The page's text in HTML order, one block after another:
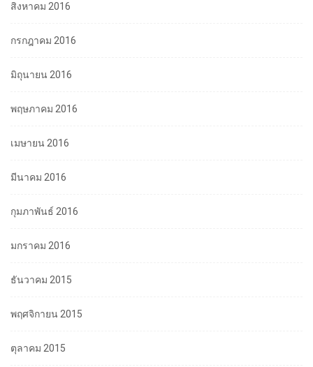
สิงหาคม 2016
กรกฎาคม 2016
มิถุนายน 2016
พฤษภาคม 2016
เมษายน 2016
มีนาคม 2016
กุมภาพันธ์ 2016
มกราคม 2016
ธันวาคม 2015
พฤศจิกายน 2015
ตุลาคม 2015